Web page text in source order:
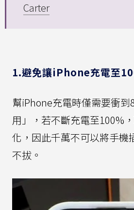
Carter
1.避免讓iPhone充電至
幫iPhone充電時僅需要衝
用」，若不斷充電至100%
化，因此千萬不可以將手機
不拔。